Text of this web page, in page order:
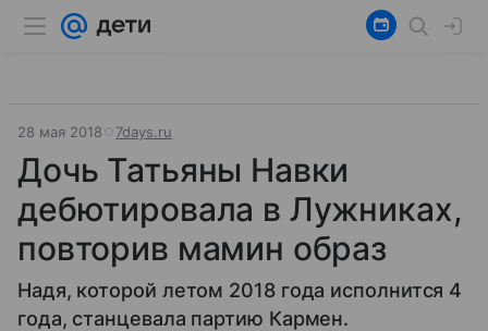
28 мая 2018 7days.ru
Дочь Татьяны Навки
дебютировала в Лужниках,
повторив мамин образ
Надя, которой летом 2018 года исполнится 4
года, станцевала партию Кармен.